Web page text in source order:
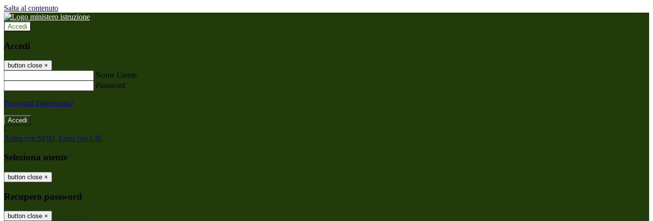
Salta al contenuto
Accedi
Accedi
button close ×
Nome Utente
Password
Password dimenticata?
-
Entra con SPID Entra con CIE
Seleziona utente
button close ×
Recupero password
button close ×